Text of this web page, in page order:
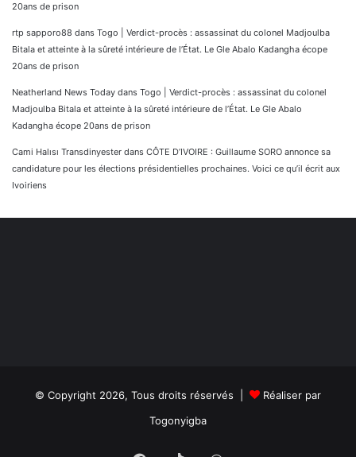
20ans de prison
rtp sapporo88 dans Togo | Verdict-procès : assassinat du colonel Madjoulba
Bitala et atteinte à la sûreté intérieure de l’État. Le Gle Abalo Kadangha écope
20ans de prison
Neatherland News Today dans Togo | Verdict-procès : assassinat du colonel
Madjoulba Bitala et atteinte à la sûreté intérieure de l’État. Le Gle Abalo
Kadangha écope 20ans de prison
Cami Halısı Transdinyester dans CÔTE D’IVOIRE : Guillaume SORO annonce sa
candidature pour les élections présidentielles prochaines. Voici ce qu’il écrit aux
Ivoiriens
© Copyright 2026, Tous droits réservés |
Réaliser par
Togonyigba